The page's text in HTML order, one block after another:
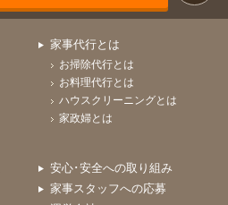
家事代行とは
お掃除代行とは
お料理代行とは
ハウスクリーニングとは
家政婦とは
安心･安全への取り組み
家事スタッフへの応募